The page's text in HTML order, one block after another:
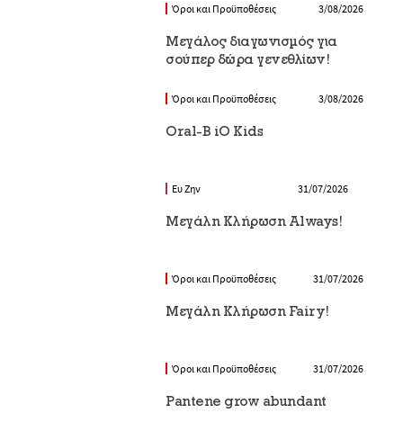
Όροι και Προϋποθέσεις 3/08/2026
Μεγάλος διαγωνισμός για
σούπερ δώρα γενεθλίων!
Όροι και Προϋποθέσεις 3/08/2026
Oral-B iO Kids
Ευ Ζην 31/07/2026
Μεγάλη Κλήρωση Always!
Όροι και Προϋποθέσεις 31/07/2026
Μεγάλη Κλήρωση Fairy!
Όροι και Προϋποθέσεις 31/07/2026
Pantene grow abundant